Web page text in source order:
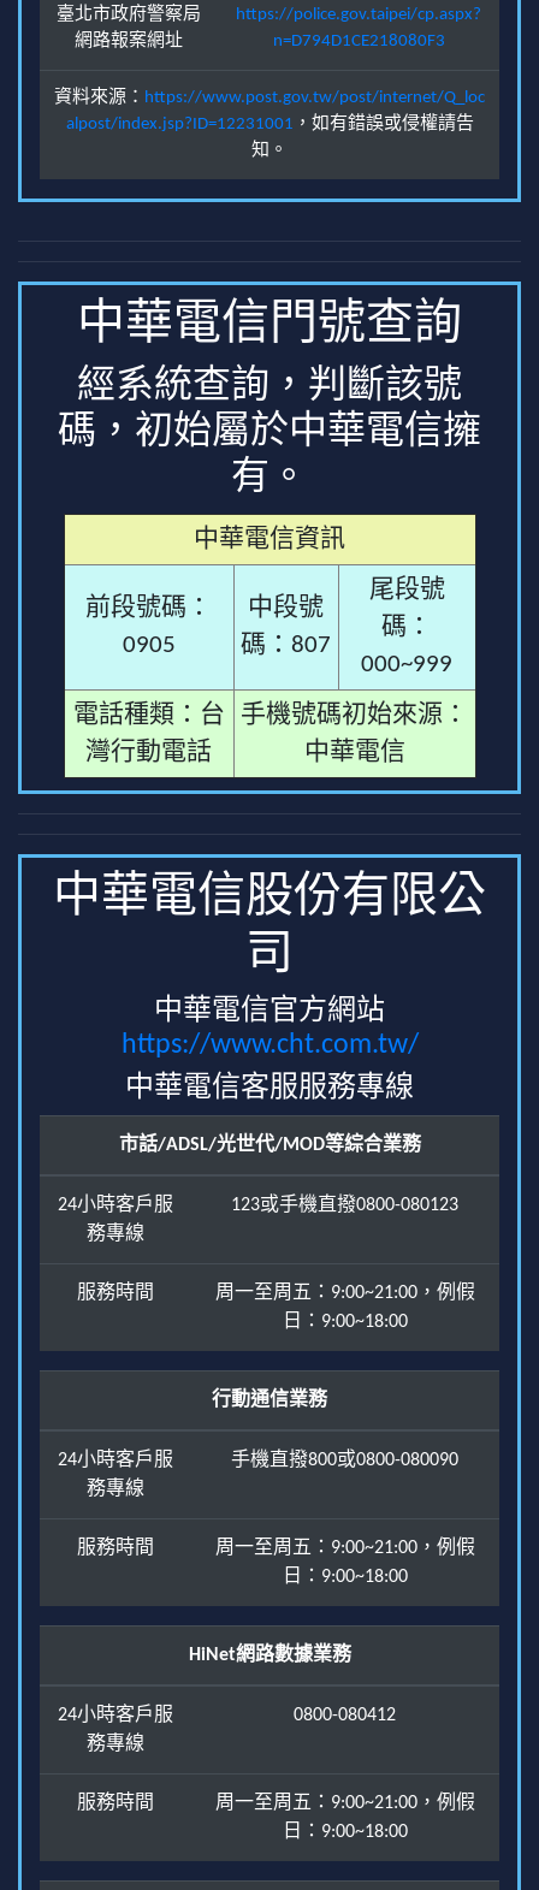
臺北市政府警察局
網路報案網址
https://police.gov.taipei/cp.aspx?
n=D794D1CE218080F3
資料來源： https://www.post.gov.tw/post/internet/Q_loc
alpost/index.jsp?ID=12231001 ，如有錯誤或侵權請告
知。
中華電信門號查詢
經系統查詢，判斷該號
碼，初始屬於中華電信擁
有。
中華電信資訊
前段號碼：
0905
中段號
碼：807
尾段號
碼：
000~999
電話種類：台
灣行動電話
手機號碼初始來源：
中華電信
中華電信股份有限公
司
中華電信官方網站
https://www.cht.com.tw/
中華電信客服服務專線
市話/ADSL/光世代/MOD等綜合業務
24小時客戶服
務專線
123或手機直撥0800-080123
服務時間
周一至周五：9:00~21:00，例假
日：9:00~18:00
行動通信業務
24小時客戶服
務專線
手機直撥800或0800-080090
服務時間
周一至周五：9:00~21:00，例假
日：9:00~18:00
HiNet網路數據業務
24小時客戶服
務專線
0800-080412
服務時間
周一至周五：9:00~21:00，例假
日：9:00~18:00